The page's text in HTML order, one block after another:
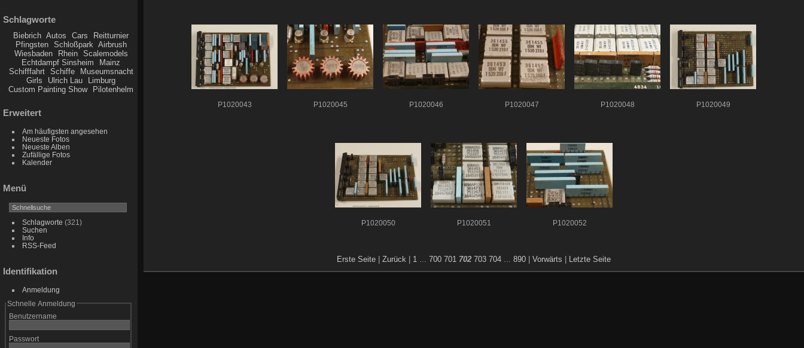
Schlagworte
Biebrich Autos Cars
Reitturnier
Pfingsten
Schloßpark Airbrush
Wiesbaden
Rhein
Scalemodels
Echtdampf Sinsheim
Mainz
Schifffahrt
Schiffe
Museumsnacht
Girls
Ulrich Lau
Limburg
Custom Painting Show
Pilotenhelm
Erweitert
Am häufigsten angesehen
Neueste Fotos
Neueste Alben
Zufällige Fotos
Kalender
Menü
Schlagworte (321)
Suchen
Info
RSS-Feed
Identifikation
Anmeldung
Schnelle Anmeldung
Benutzername
Passwort
P1020043 P1020045 P1020046 P1020047 P1020048 P1020049
P1020050 P1020051 P1020052
Erste Seite Zurück 1 700 701 702 703 704 890 Vorwärts Letzte Seite